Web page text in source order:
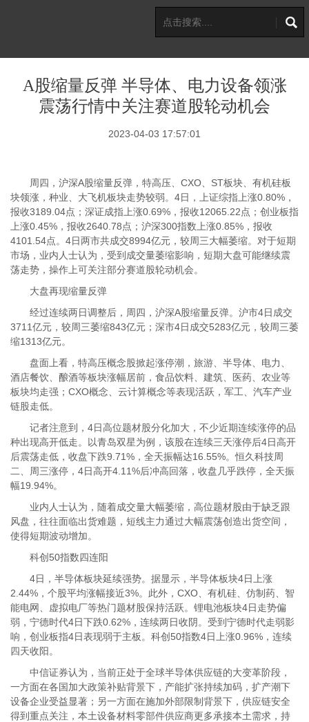
A股缩量反弹 半导体、电力设备领涨
震荡行情中关注赛道股轮动机会
2023-04-03 17:57:01
周四，沪深A股缩量反弹，特高压、CXO、ST板块、有机硅板
块领涨，种业、大飞机板块走势较弱。4日，上证综指上涨0.80%，
报收3189.04点；深证成指上涨0.69%，报收12065.22点；创业板指
上涨0.45%，报收2640.78点；沪深300指数上涨0.85%，报收
4101.54点。4日两市共成交8994亿元，较周三大幅萎缩。对于短期
市场，业内人士认为，受到成交量萎缩影响，短期大盘可能继续震
荡走势，操作上可关注部分赛道股轮动机会。
大盘再现缩量反弹
经过连续两日调整后，周四，沪深A股缩量反弹。沪市4日成交
3711亿元，较周三萎缩843亿元；深市4日成交5283亿元，较周三萎
缩1313亿元。
盘面上看，特高压概念股掀起涨停潮，旅游、半导体、电力、
酒店餐饮、酿酒等板块涨幅居前，食品饮料、建筑、医药、农业等
板块均走强；CXO概念、云计算概念等表现活跃，军工、汽车产业
链股走低。
记者注意到，4日高位题材股分化加大，不少近期连续涨停的品
种出现高开低走。以青岛双星为例，该股在连续三天涨停后4日高开
后震荡走低，收盘下跌9.71%，全天振幅达16.55%。恒久科技周
二、周三涨停，4日高开4.11%后冲高回落，收盘几乎跌停，全天振
幅19.94%。
业内人士认为，随着成交量大幅萎缩，高位题材股由于缺乏跟
风盘，往往面临出货难题，短线主力通过大幅震荡创造出货空间，
使得短期波动增加。
科创50指数四连阳
4日，半导体板块延续强势。据显示，半导体板块4日上涨
2.44%，个股平均涨幅接近3%。此外，CXO、有机硅、仿制药、智
能电网、虚拟电厂等热门题材股保持活跃。锂电池板块4日走势偏
弱，宁德时代4日下跌0.62%，连续两日收阴。受到宁德时代走弱影
响，创业板指4日表现弱于主板。科创50指数4日上涨0.96%，连续
四天收阳。
中信证券认为，当前正处于全球半导体供应链的大变革阶段，
一方面在各国加大政策补贴背景下，产能扩张持续加码，扩产潮下
设备企业受益显著；另一方面在施加外部限制背景下，供应链安全
得到重点关注，本土设备材料零部件供应商更多承接本土需求，持